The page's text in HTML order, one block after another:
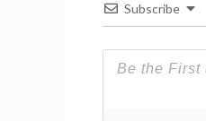
Subscribe